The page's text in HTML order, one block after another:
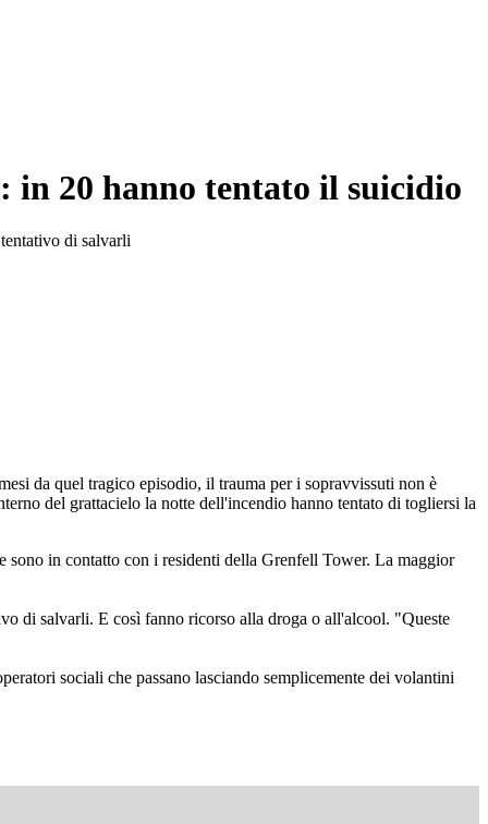
in 20 hanno tentato il suicidio
di salvarli
da quel tragico episodio, il trauma per i sopravvissuti non è
del grattacielo la notte dell'incendio hanno tentato di togliersi la
sono in contatto con i residenti della Grenfell Tower. La maggior
di salvarli. E così fanno ricorso alla droga o all'alcool. "Queste
sociali che passano lasciando semplicemente dei volantini